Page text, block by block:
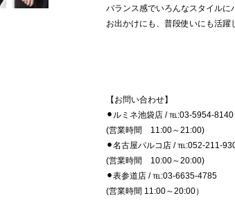
バランス感でいろんなスタイルに
お出かけにも、普段使いにも活躍
【お問い合わせ】
⚫︎ルミネ池袋店 / ℡:03-5954-8140
(営業時間 11:00～21:00)
⚫︎名古屋パルコ店 / ℡:052-211-
(営業時間 10:00～20:00)
⚫︎表参道店 / ℡:03-6635-4785
(営業時間 11:00～20:00）